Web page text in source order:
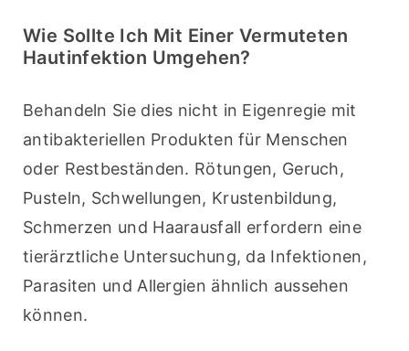
Wie Sollte Ich Mit Einer Vermuteten
Hautinfektion Umgehen?
Behandeln Sie dies nicht in Eigenregie mit
antibakteriellen Produkten für Menschen
oder Restbeständen. Rötungen, Geruch,
Pusteln, Schwellungen, Krustenbildung,
Schmerzen und Haarausfall erfordern eine
tierärztliche Untersuchung, da Infektionen,
Parasiten und Allergien ähnlich aussehen
können.